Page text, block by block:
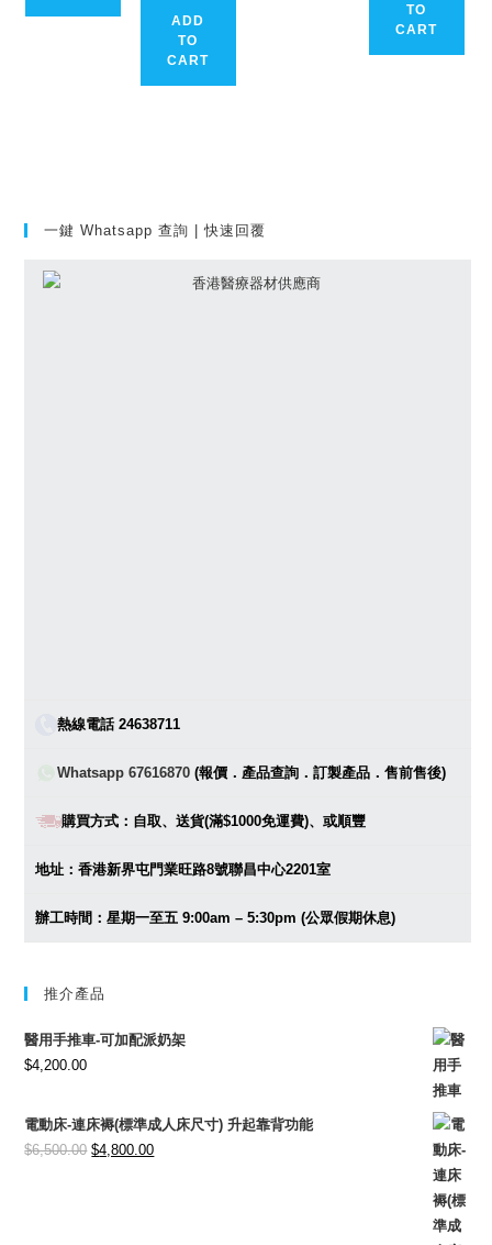
ADD
TO
CART
TO
CART
一鍵 Whatsapp 查詢 | 快速回覆
熱線電話 24638711
Whatsapp 67616870 (報價．產品查詢．訂製產品．售前售後)
購買方式：自取、送貨(滿$1000免運費)、或順豐
地址：香港新界屯門業旺路8號聯昌中心2201室
辦工時間：星期一至五 9:00am – 5:30pm (公眾假期休息)
推介產品
醫用手推車-可加配派奶架
$4,200.00
電動床-連床褥(標準成人床尺寸) 升起靠背功能
$6,500.00 Original
$4,800.00Current